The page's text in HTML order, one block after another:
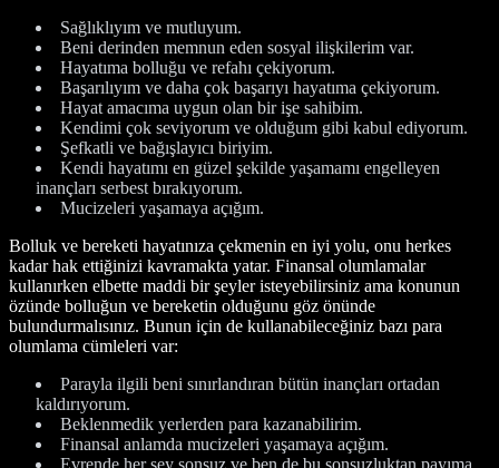
Sağlıklıyım ve mutluyum.
Beni derinden memnun eden sosyal ilişkilerim var.
Hayatıma bolluğu ve refahı çekiyorum.
Başarılıyım ve daha çok başarıyı hayatıma çekiyorum.
Hayat amacıma uygun olan bir işe sahibim.
Kendimi çok seviyorum ve olduğum gibi kabul ediyorum.
Şefkatli ve bağışlayıcı biriyim.
Kendi hayatımı en güzel şekilde yaşamamı engelleyen
inançları serbest bırakıyorum.
Mucizeleri yaşamaya açığım.
Bolluk ve bereketi hayatınıza çekmenin en iyi yolu, onu herkes
kadar hak ettiğinizi kavramakta yatar. Finansal olumlamalar
kullanırken elbette maddi bir şeyler isteyebilirsiniz ama konunun
özünde bolluğun ve bereketin olduğunu göz önünde
bulundurmalısınız. Bunun için de kullanabileceğiniz bazı para
olumlama cümleleri var:
Parayla ilgili beni sınırlandıran bütün inançları ortadan
kaldırıyorum.
Beklenmedik yerlerden para kazanabilirim.
Finansal anlamda mucizeleri yaşamaya açığım.
Evrende her şey sonsuz ve ben de bu sonsuzluktan payıma